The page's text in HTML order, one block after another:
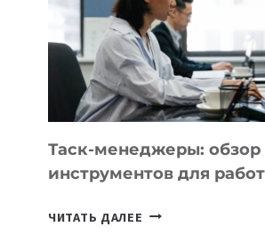
ПО
ИСКУССТВЕННОМУ
ИНТЕЛЛЕКТУ
Таск-менеджеры: обзор
инструментов для
ЧИТАТЬ ДАЛЕЕ ТАСК-